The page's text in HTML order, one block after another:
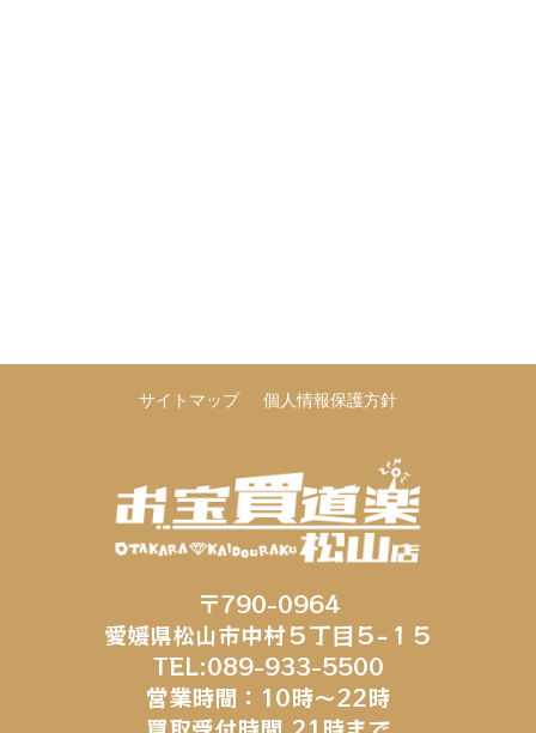
サイトマップ 個人情報保護方針
〒790-0964
愛媛県松山市中村５丁目５−１５
TEL:089-933-5500
営業時間：10時～22時